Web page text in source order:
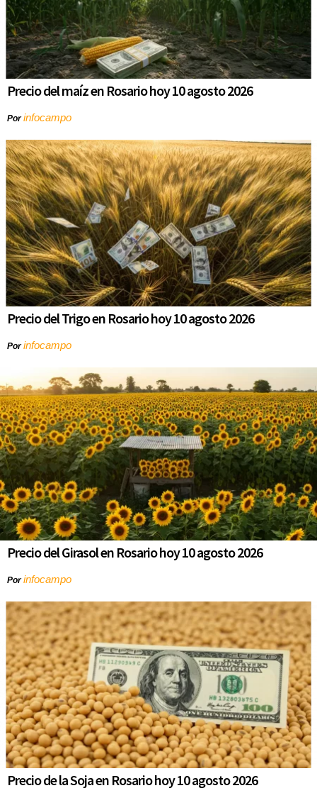
Precio del maíz en Rosario hoy 10 agosto 2026
Porinfocampo
Precio del Trigo en Rosario hoy 10 agosto 2026
Porinfocampo
Precio del Girasol en Rosario hoy 10 agosto 2026
Porinfocampo
Precio de la Soja en Rosario hoy 10 agosto 2026